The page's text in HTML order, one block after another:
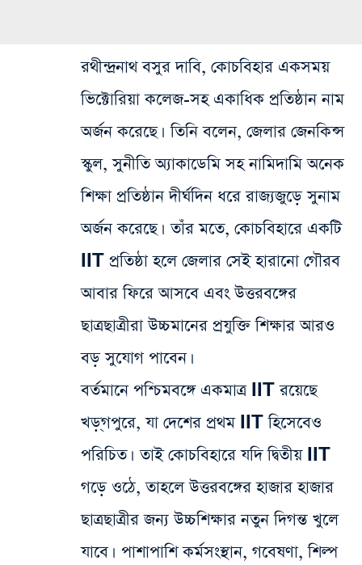
রথীন্দ্রনাথ বসুর দাবি, কোচবিহার একসময়
ভিক্টোরিয়া কলেজ-সহ একাধিক প্রতিষ্ঠান নাম
অর্জন করেছে। তিনি বলেন, জেলার জেনকিন্স
স্কুল, সুনীতি অ্যাকাডেমি সহ নামিদামি অনেক
শিক্ষা প্রতিষ্ঠান দীর্ঘদিন ধরে রাজ্যজুড়ে সুনাম
অর্জন করেছে। তাঁর মতে, কোচবিহারে একটি
IIT প্রতিষ্ঠা হলে জেলার সেই হারানো গৌরব
আবার ফিরে আসবে এবং উত্তরবঙ্গের
ছাত্রছাত্রীরা উচ্চমানের প্রযুক্তি শিক্ষার আরও
বড় সুযোগ পাবেন।
বর্তমানে পশ্চিমবঙ্গে একমাত্র IIT রয়েছে
খড়্গপুরে, যা দেশের প্রথম IIT হিসেবেও
পরিচিত। তাই কোচবিহারে যদি দ্বিতীয় IIT
গড়ে ওঠে, তাহলে উত্তরবঙ্গের হাজার হাজার
ছাত্রছাত্রীর জন্য উচ্চশিক্ষার নতুন দিগন্ত খুলে
যাবে। পাশাপাশি কর্মসংস্থান, গবেষণা, শিল্প